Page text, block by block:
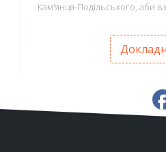
Кам'янця-Подільського, аби